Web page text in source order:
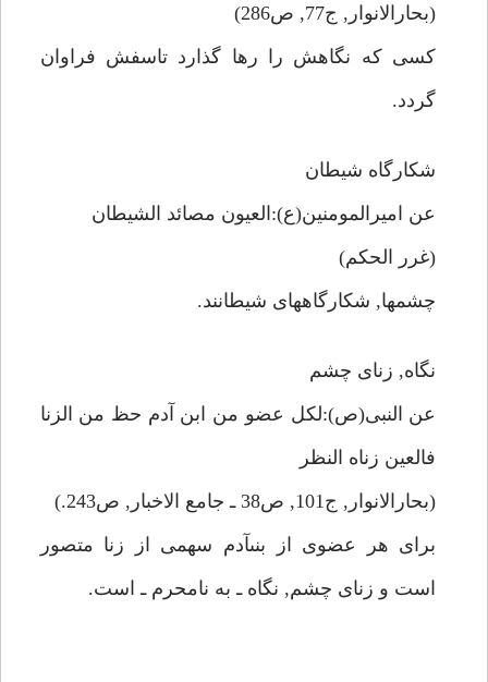
(بحارالانوار, ج77, ص286)
كسى كه نگاهش را رها گذارد تاسفش فراوان
گردد.
شكارگاه شيطان
عن اميرالمومنين(ع):العيون مصائد الشيطان
(غرر الحكم)
چشمها, شكارگاههاى شيطانند.
نگاه, زناى چشم
عن النبى(ص):لكل عضو من ابن آدم حظ من الزنا
فالعين زناه النظر
(بحارالانوار, ج101, ص38 ـ جامع الاخبار, ص243.)
براى هر عضوى از بنىآدم سهمى از زنا متصور
است و زناى چشم, نگاه ـ به نامحرم ـ است.